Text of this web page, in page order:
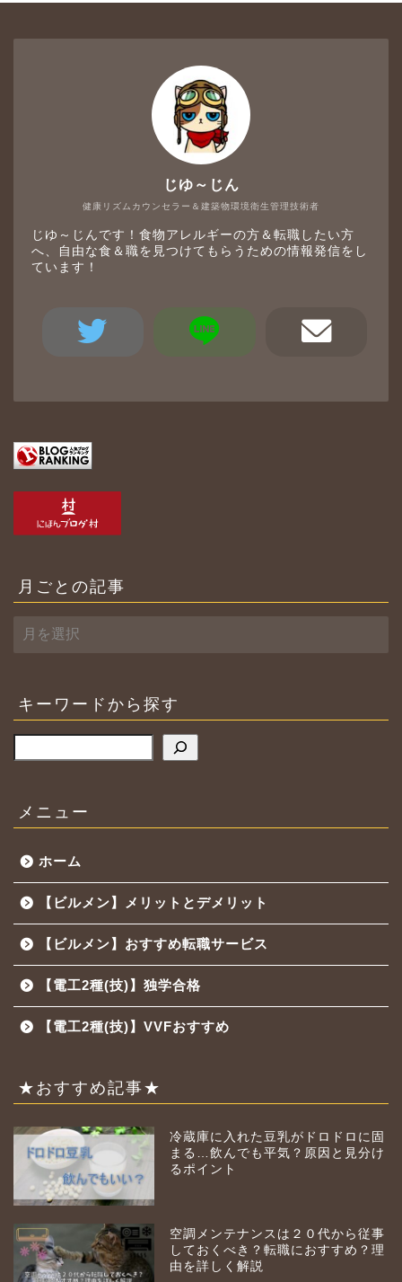
健康リズムカウンセラー＆建築物環境衛生管理技術者
じゆ～じん
じゆ～じんです！食物アレルギーの方＆転職したい方
へ、自由な食＆職を見つけてもらうための情報発信をし
ています！
月ごとの記事
ご
記
事
キーワードから探す
メニュー
ホーム
【ビルメン】メリットとデメリット
【ビルメン】おすすめ転職サービス
【電工2種(技)】独学合格
【電工2種(技)】VVFおすすめ
★おすすめ記事★
冷蔵庫に入れた豆乳がドロドロに固
まる…飲んでも平気？原因と見分け
るポイント
空調メンテナンスは２０代から従事
しておくべき？転職におすすめ？理
由を詳しく解説